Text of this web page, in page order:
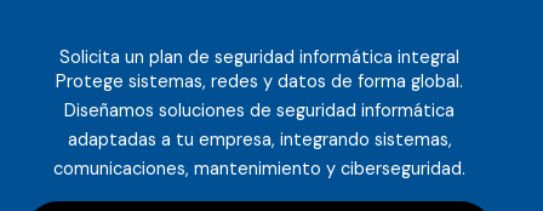
Solicita un plan de seguridad informática integral
Protege sistemas, redes y datos de forma global.
Diseñamos soluciones de seguridad informática
adaptadas a tu empresa, integrando sistemas,
comunicaciones, mantenimiento y ciberseguridad.